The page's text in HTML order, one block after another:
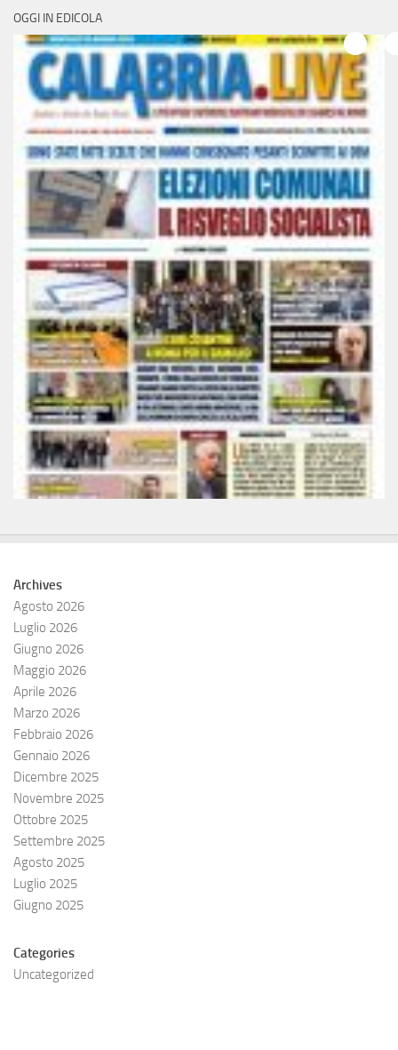
OGGI IN EDICOLA
Archives
Agosto 2026
Luglio 2026
Giugno 2026
Maggio 2026
Aprile 2026
Marzo 2026
Febbraio 2026
Gennaio 2026
Dicembre 2025
Novembre 2025
Ottobre 2025
Settembre 2025
Agosto 2025
Luglio 2025
Giugno 2025
Categories
Uncategorized